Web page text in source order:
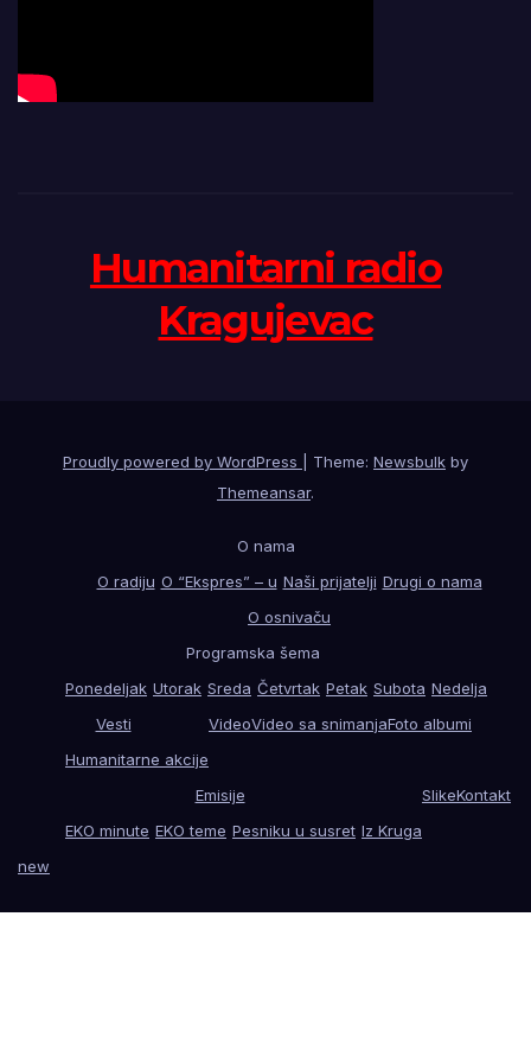
Humanitarni radio
Kragujevac
Proudly powered by WordPress Theme: Newsbulk by
Themeansar.
O nama
O radiju O “Ekspres” – u Naši prijatelji Drugi o nama
O osnivaču
Programska šema
Ponedeljak Utorak Sreda Četvrtak Petak Subota Nedelja
Vesti
Humanitarne akcije
VideoVideo sa snimanjaFoto albumi
Emisije
EKO minute EKO teme Pesniku u susret Iz Kruga
SlikeKontakt
new